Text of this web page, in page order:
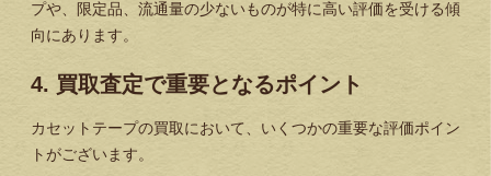
プや、限定品、流通量の少ないものが特に高い評価を受ける傾
向にあります。
4. 買取査定で重要となるポイント
カセットテープの買取において、いくつかの重要な評価ポイン
トがございます。